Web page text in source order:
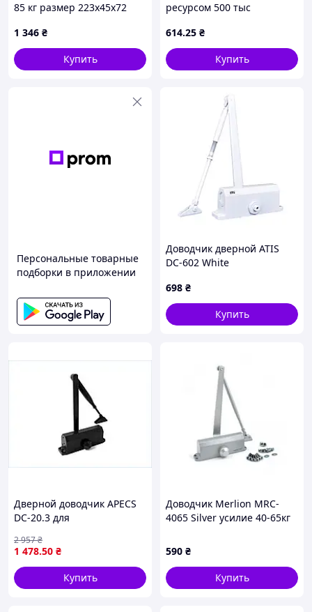
85 кг размер 223x45x72
1 346 ₴
Купить
ресурсом 500 тыс
614.25 ₴
Купить
Персональные товарные
подборки в приложении
Доводчик дверной ATIS
DC-602 White
698 ₴
Купить
Дверной доводчик APECS
DC-20.3 для
дверей черный
1 478.50 ₴
2 957₴
Купить
Доводчик Merlion MRC-
4065 Silver усилие 40-65кг
590 ₴
Купить